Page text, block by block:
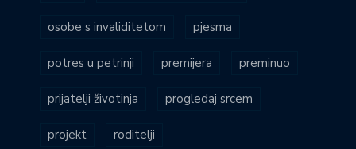
osobe s invaliditetom pjesma
potres u petrinji premijera preminuo
prijatelji životinja progledaj srcem
projekt roditelji